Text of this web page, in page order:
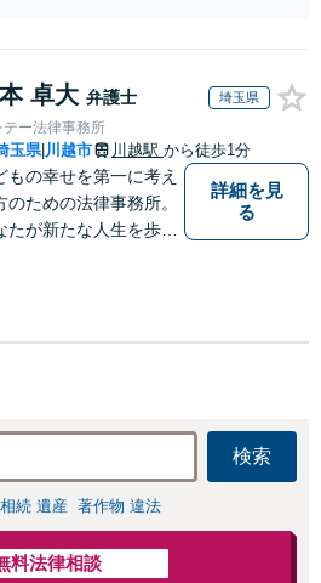
ダーメイドの解決
様の話を丁寧にう
安があるのか、何
を解決したいのか
を正確に読み取り
ます。【東京都在
住以外の方も対
卓大 弁護士 埼玉県
テー法律事務所
玉県| 川越市 川越駅 から徒歩1分
もの幸せを第一に考え
のための法律事務所。
たが新たな人生を歩み
詳細を見
る
検索
相続 遺産 著作物 違法
料法律相談